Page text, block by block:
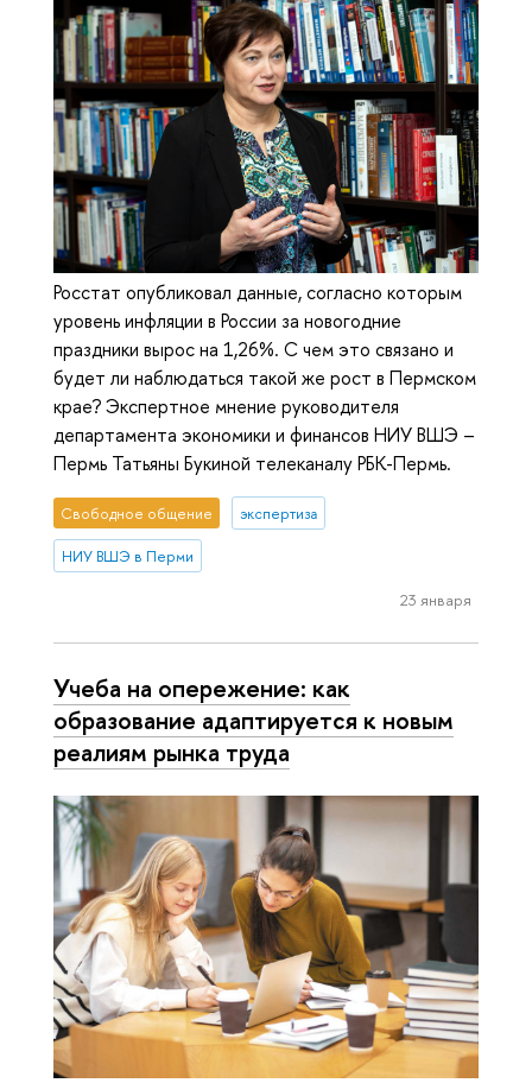
Росстат опубликовал данные, согласно которым
уровень инфляции в России за новогодние
праздники вырос на 1,26%. С чем это связано и
будет ли наблюдаться такой же рост в Пермском
крае? Экспертное мнение руководителя
департамента экономики и финансов НИУ ВШЭ –
Пермь Татьяны Букиной телеканалу РБК-Пермь.
Свободное общение экспертиза
НИУ ВШЭ в Перми
23 января
Учеба на опережение: как
образование адаптируется к новым
реалиям рынка труда